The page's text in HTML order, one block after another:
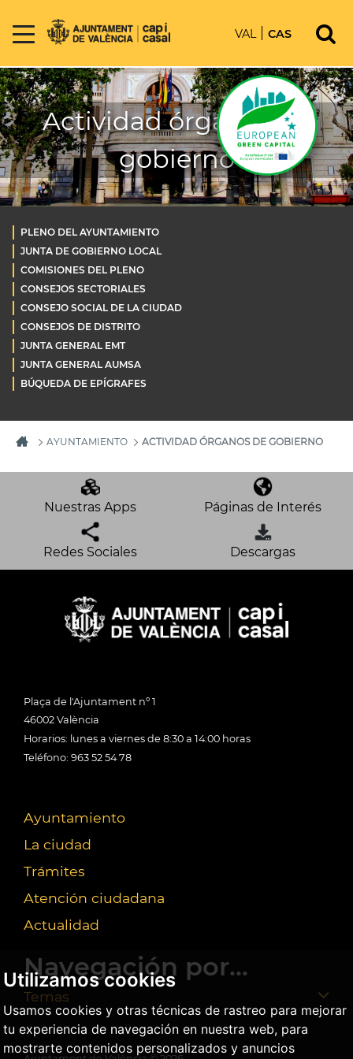
Utilizamos cookies
Usamos cookies y otras técnicas de rastreo para mejorar
tu experiencia de navegación en nuestra web, para
mostrarte contenidos personalizados y anuncios
VAL CAS
Actividad órganos de
gobierno
PLENO DEL AYUNTAMIENTO
JUNTA DE GOBIERNO LOCAL
COMISIONES DEL PLENO
CONSEJOS SECTORIALES
CONSEJO SOCIAL DE LA CIUDAD
CONSEJOS DE DISTRITO
JUNTA GENERAL EMT
JUNTA GENERAL AUMSA
BÚQUEDA DE EPÍGRAFES
AYUNTAMIENTO ACTIVIDAD ÓRGANOS DE GOBIERNO
Nuestras Apps Páginas de Interés
Redes Sociales Descargas
Plaça de l'Ajuntament nº 1
46002 València
Horarios: lunes a viernes de 8:30 a 14:00 horas
Teléfono: 963 52 54 78
Ayuntamiento
La ciudad
Trámites
Atención ciudadana
Actualidad
Navegación por...
Temas